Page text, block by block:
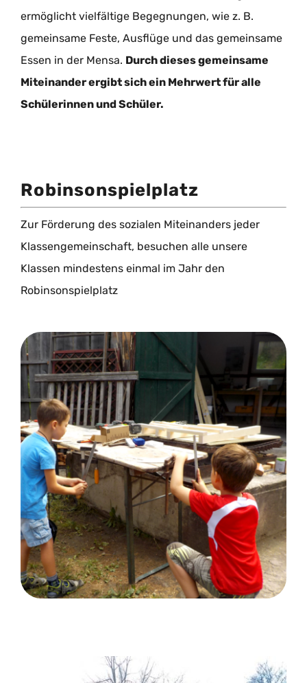
ermöglicht vielfältige Begegnungen, wie z. B.
gemeinsame Feste, Ausflüge und das gemeinsame
Essen in der Mensa. Durch dieses gemeinsame
Miteinander ergibt sich ein Mehrwert für alle
Schülerinnen und Schüler.
Robinsonspielplatz
Zur Förderung des sozialen Miteinanders jeder
Klassengemeinschaft, besuchen alle unsere
Klassen mindestens einmal im Jahr den
Robinsonspielplatz